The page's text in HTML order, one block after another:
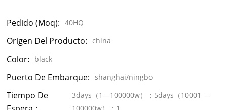
Pedido (moq): 40HQ
Origen Del Producto: china
Color: black
Puerto De Embarque: shanghai/ningbo
Tiempo De
3days（1—100000w）；5days（10001 —
100000w）；1